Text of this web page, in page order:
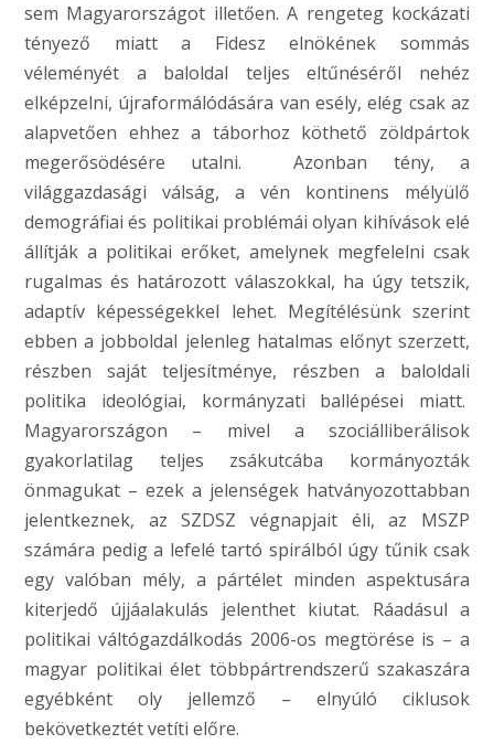
sem Magyarországot illetően. A rengeteg kockázati
tényező miatt a Fidesz elnökének sommás
véleményét a baloldal teljes eltűnéséről nehéz
elképzelni, újraformálódására van esély, elég csak az
alapvetően ehhez a táborhoz köthető zöldpártok
megerősödésére utalni. Azonban tény, a
világgazdasági válság, a vén kontinens mélyülő
demográfiai és politikai problémái olyan kihívások elé
állítják a politikai erőket, amelynek megfelelni csak
rugalmas és határozott válaszokkal, ha úgy tetszik,
adaptív képességekkel lehet. Megítélésünk szerint
ebben a jobboldal jelenleg hatalmas előnyt szerzett,
részben saját teljesítménye, részben a baloldali
politika ideológiai, kormányzati ballépései miatt.
Magyarországon – mivel a szociálliberálisok
gyakorlatilag teljes zsákutcába kormányozták
önmagukat – ezek a jelenségek hatványozottabban
jelentkeznek, az SZDSZ végnapjait éli, az MSZP
számára pedig a lefelé tartó spirálból úgy tűnik csak
egy valóban mély, a pártélet minden aspektusára
kiterjedő újjáalakulás jelenthet kiutat. Ráadásul a
politikai váltógazdálkodás 2006-os megtörése is – a
magyar politikai élet többpártrendszerű szakaszára
egyébként oly jellemző – elnyúló ciklusok
bekövetkeztét vetíti előre.